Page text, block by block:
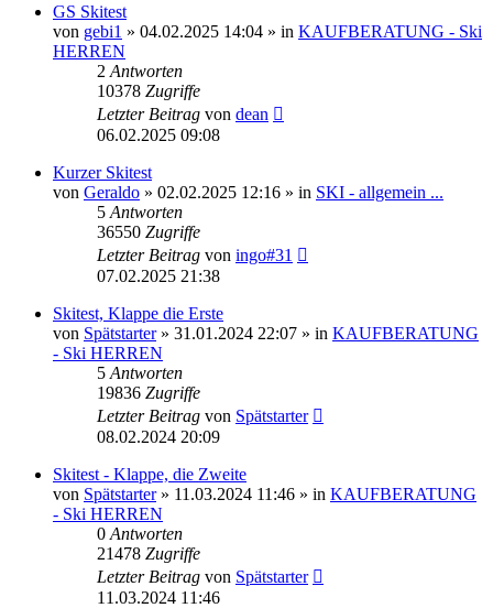
GS Skitest
von gebi1 » 04.02.2025 14:04 » in KAUFBERATUNG - Ski
HERREN
2 Antworten
10378 Zugriffe
Letzter Beitrag von dean
06.02.2025 09:08
Kurzer Skitest
von Geraldo » 02.02.2025 12:16 » in SKI - allgemein ...
5 Antworten
36550 Zugriffe
Letzter Beitrag von ingo#31
07.02.2025 21:38
Skitest, Klappe die Erste
von Spätstarter» 31.01.2024 22:07 » in KAUFBERATUNG
- Ski HERREN
5 Antworten
19836 Zugriffe
Letzter Beitrag von Spätstarter
08.02.2024 20:09
Skitest - Klappe, die Zweite
von Spätstarter» 11.03.2024 11:46 » in KAUFBERATUNG
- Ski HERREN
0 Antworten
21478 Zugriffe
Letzter Beitrag von Spätstarter
11.03.2024 11:46